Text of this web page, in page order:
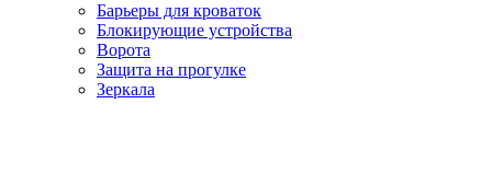
Барьеры для кроваток
Блокирующие устройства
Ворота
Защита на прогулке
Зеркала